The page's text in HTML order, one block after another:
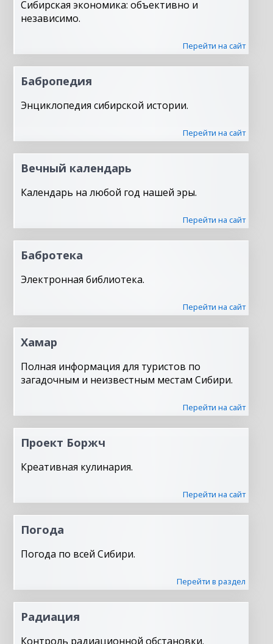
Сибирская экономика: объективно и
независимо.
Перейти на сайт
Бабропедия
Энциклопедия сибирской истории.
Перейти на сайт
Вечный календарь
Календарь на любой год нашей эры.
Перейти на сайт
Бабротека
Электронная библиотека.
Перейти на сайт
Хамар
Полная информация для туристов по
загадочным и неизвестным местам Сибири.
Перейти на сайт
Проект Боржч
Креативная кулинария.
Перейти на сайт
Погода
Погода по всей Сибири.
Перейти в раздел
Радиация
Контроль радиационной обстановки.